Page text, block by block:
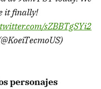
it finally!
sZBBTgSYi2
personajes